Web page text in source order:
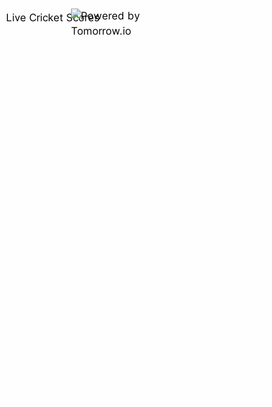
Live Cricket Scores